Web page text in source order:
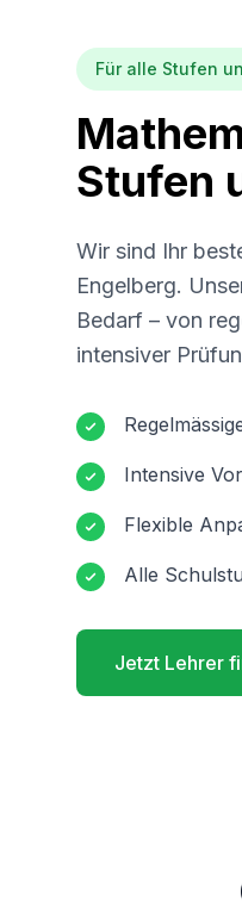
Für alle Stufen
Stufen
Wir sind Ihr
Engelberg.
Bedarf – von
intensiver
Intensive
Flexible
Alle
Jetzt Lehrer